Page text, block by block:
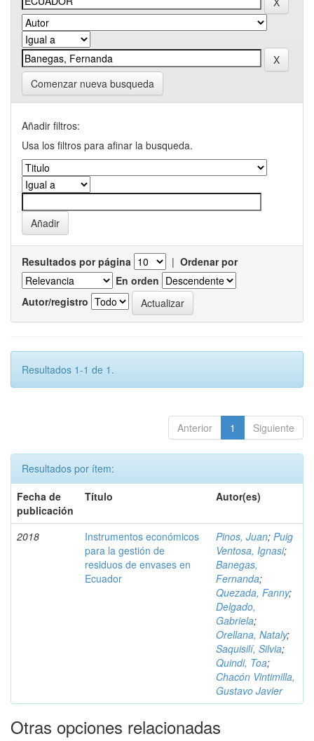
Comenzar nueva busqueda
Añadir filtros:
Usa los filtros para afinar la busqueda.
Resultados por página | Ordenar por
En orden
Autor/registro
Resultados 1-1 de 1.
Anterior 1 Siguiente
Resultados por ítem:
Fecha de
publicación
Título Autor(es)
2018
Instrumentos económicos
para la gestión de
residuos de envases en
Ecuador
Pinos, Juan; Puig
Ventosa, Ignasi;
Banegas,
Fernanda;
Quezada, Fanny;
Delgado,
Gabriela;
Orellana, Nataly;
Saquisilí, Silvia;
Quindi, Toa;
Chacón Vintimilla,
Gustavo Javier
Otras opciones relacionadas